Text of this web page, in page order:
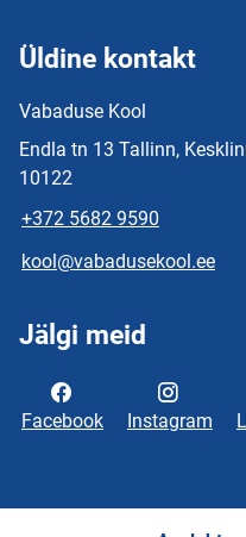
Üldine kontakt
Vabaduse Kool
Endla tn 13 Tallinn,
10122
+372 5682 9590
kool@vabadusekool.ee
Jälgi meid
Facebook Instagram